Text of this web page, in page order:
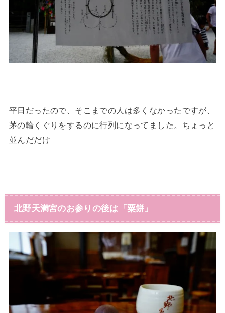
平日だったので、そこまでの人は多くなかったですが、
茅の輪くぐりをするのに行列になってました。ちょっと
並んだだけ
北野天満宮のお参りの後は「粟餅」